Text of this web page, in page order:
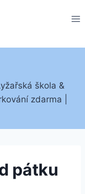
škola &
zdarma |
pátku